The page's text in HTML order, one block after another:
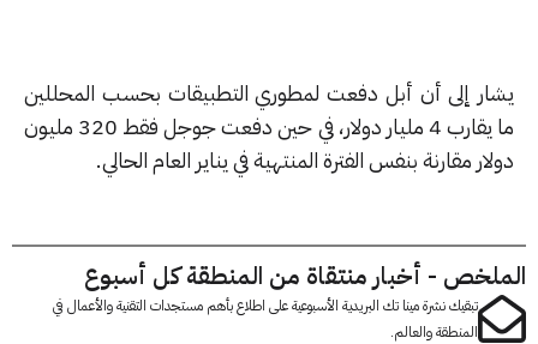
إلى أن أبل دفعت لمطوري التطبيقات بحسب المحللين
ما يقارب 4 مليار دولار، في حين دفعت جوجل فقط 320 مليون
مقارنة بنفس الفترة المنتهية في يناير العام الحالي.
- أخبار منتقاة من المنطقة كل أسبوع
تبقيك نشرة مينا تك البريدية الأسبوعية على اطلاع بأهم مستجدات التقنية والأعمال في
المنطقة والعالم.